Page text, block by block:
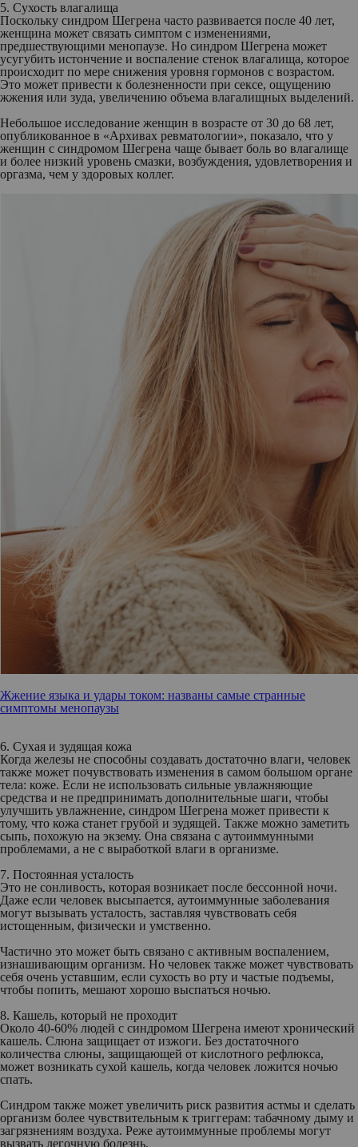
5. Сухость влагалища
Поскольку синдром Шегрена часто развивается после 40 лет,
женщина может связать симптом с изменениями,
предшествующими менопаузе. Но синдром Шегрена может
усугубить истончение и воспаление стенок влагалища, которое
происходит по мере снижения уровня гормонов с возрастом.
Это может привести к болезненности при сексе, ощущению
жжения или зуда, увеличению объема влагалищных выделений.
Небольшое исследование женщин в возрасте от 30 до 68 лет,
опубликованное в «Архивах ревматологии», показало, что у
женщин с синдромом Шегрена чаще бывает боль во влагалище
и более низкий уровень смазки, возбуждения, удовлетворения и
оргазма, чем у здоровых коллег.
Жжение языка и удары током: названы самые странные
симптомы менопаузы
6. Сухая и зудящая кожа
Когда железы не способны создавать достаточно влаги, человек
также может почувствовать изменения в самом большом органе
тела: коже. Если не использовать сильные увлажняющие
средства и не предпринимать дополнительные шаги, чтобы
улучшить увлажнение, синдром Шегрена может привести к
тому, что кожа станет грубой и зудящей. Также можно заметить
сыпь, похожую на экзему. Она связана с аутоиммунными
проблемами, а не с выработкой влаги в организме.
7. Постоянная усталость
Это не сонливость, которая возникает после бессонной ночи.
Даже если человек высыпается, аутоиммунные заболевания
могут вызывать усталость, заставляя чувствовать себя
истощенным, физически и умственно.
Частично это может быть связано с активным воспалением,
изнашивающим организм. Но человек также может чувствовать
себя очень уставшим, если сухость во рту и частые подъемы,
чтобы попить, мешают хорошо выспаться ночью.
8. Кашель, который не проходит
Около 40-60% людей с синдромом Шегрена имеют хронический
кашель. Слюна защищает от изжоги. Без достаточного
количества слюны, защищающей от кислотного рефлюкса,
может возникать сухой кашель, когда человек ложится ночью
спать.
Синдром также может увеличить риск развития астмы и сделать
организм более чувствительным к триггерам: табачному дыму и
загрязнениям воздуха. Реже аутоиммунные проблемы могут
вызвать легочную болезнь.